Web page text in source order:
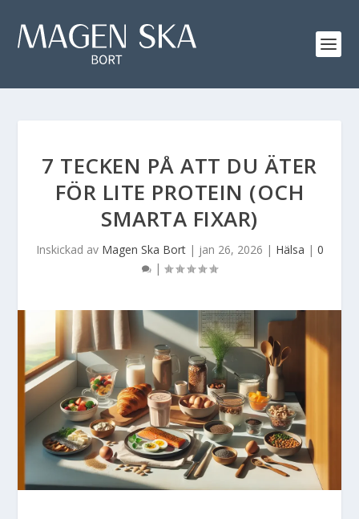
7 TECKEN PÅ ATT DU ÄTER
FÖR LITE PROTEIN (OCH
SMARTA FIXAR)
Inskickad av Magen Ska Bort| jan 26, 2026 | Hälsa | 0
|